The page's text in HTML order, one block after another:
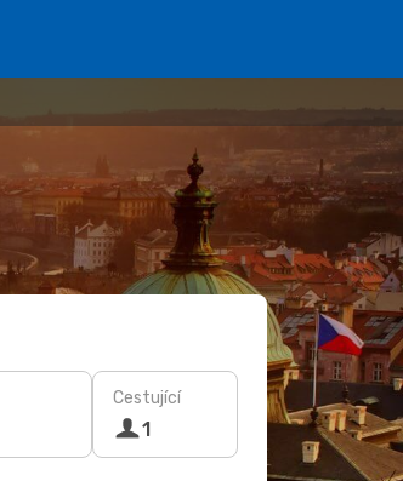
Cestující
1